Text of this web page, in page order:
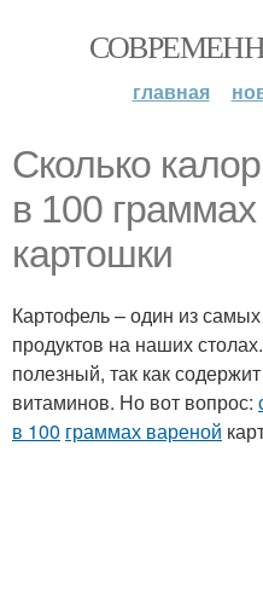
главная
Сколько
в 100
картошки
Картофель – один из
продуктов на наших
полезный, так как
витаминов. Но вот вопрос:
в 100 граммах вареной